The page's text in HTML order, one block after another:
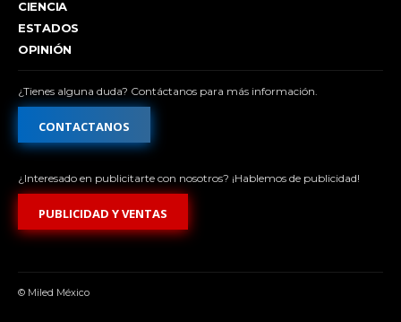
CIENCIA
ESTADOS
OPINIÓN
¿Tienes alguna duda? Contáctanos para más información.
CONTACTANOS
¿Interesado en publicitarte con nosotros? ¡Hablemos de publicidad!
PUBLICIDAD Y VENTAS
© Miled México